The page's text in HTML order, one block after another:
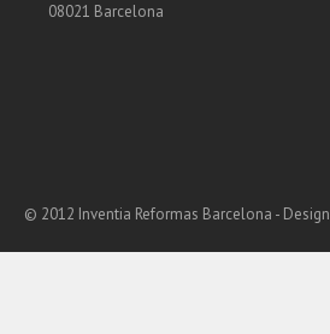
08021 Barcelona
© 2012 Inventia Reformas Barcelona - Design